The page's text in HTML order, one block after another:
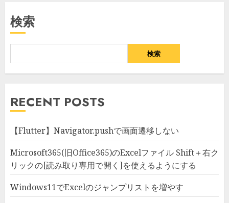
検索
検索
RECENT POSTS
【Flutter】Navigator.pushで画面遷移しない
Microsoft365(旧Office365)のExcelファイル Shift＋右ク
リックの[読み取り専用で開く]を使えるようにする
Windows11でExcelのジャンプリストを増やす